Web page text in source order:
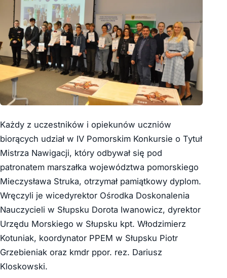
Każdy z uczestników i opiekunów uczniów
biorących udział w IV Pomorskim Konkursie o Tytuł
Mistrza Nawigacji, który odbywał się pod
patronatem marszałka województwa pomorskiego
Mieczysława Struka, otrzymał pamiątkowy dyplom.
Wręczyli je wicedyrektor Ośrodka Doskonalenia
Nauczycieli w Słupsku Dorota Iwanowicz, dyrektor
Urzędu Morskiego w Słupsku kpt. Włodzimierz
Kotuniak, koordynator PPEM w Słupsku Piotr
Grzebieniak oraz kmdr ppor. rez. Dariusz
Kloskowski.